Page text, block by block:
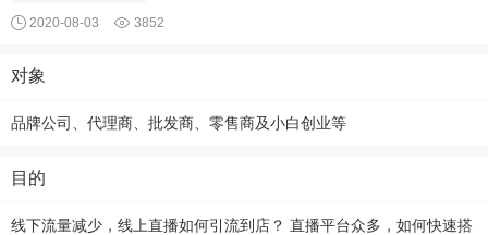
2020-08-03 3852
对象
品牌公司、代理商、批发商、零售商及小白创业等
目的
线下流量减少，线上直播如何引流到店？ 直播平台众多，如何快速搭